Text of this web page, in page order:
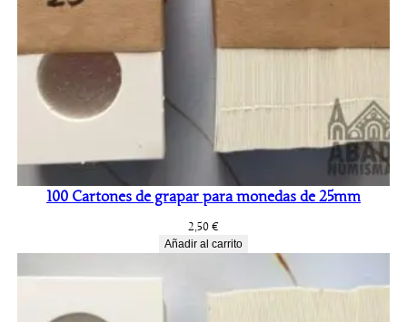
100 Cartones de grapar para monedas de 25mm
2,50 €
Añadir al carrito